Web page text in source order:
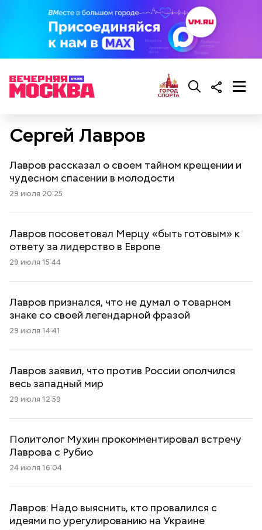
Сергей Лавров
Лавров рассказал о своем тайном крещении и
чудесном спасении в молодости
29 июля 20:25
Лавров посоветовал Мерцу «быть готовым» к
ответу за лидерство в Европе
29 июля 15:44
Лавров признался, что не думал о товарном
знаке со своей легендарной фразой
29 июля 14:41
Лавров заявил, что против России ополчился
весь западный мир
29 июля 12:59
Политолог Мухин прокомментировал встречу
Лаврова с Рубио
24 июля 16:04
Лавров: Надо выяснить, кто провалился с
идеями по урегулированию на Украине